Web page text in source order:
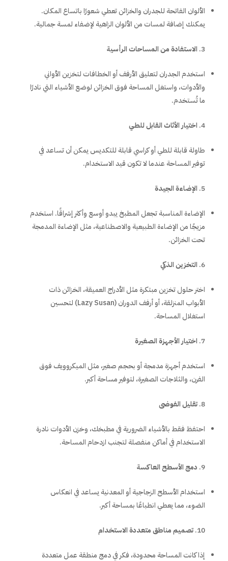
الألوان الفاتحة للجدران والخزائن تعطي شعورًا باتساع المكان.
يمكنك إضافة لمسات من الألوان الزاهية لإضفاء لمسة جمالية.
الاستفادة من المساحات الرأسية
استخدم الجدران لتعليق الأرفف أو الخطافات لتخزين الأواني
والأدوات، واستغل المساحة فوق الخزائن لوضع الأشياء التي نادرًا
ما تُستخدم.
اختيار الأثاث القابل للطي
طاولة قابلة للطي أو كراسي قابلة للتكديس يمكن أن تساعد في
توفير المساحة عندما لا تكون قيد الاستخدام.
الإضاءة الجيدة
الإضاءة المناسبة تجعل المطبخ يبدو أوسع وأكثر إشراقًا. استخدم
مزيجًا من الإضاءة الطبيعية والاصطناعية، مثل الإضاءة المدمجة
تحت الخزائن.
التخزين الذكي
اختر حلول تخزين مبتكرة مثل الأدراج العميقة، الخزائن ذات
الأبواب المنزلقة، أو أرفف الدوران (Lazy Susan) لتحسين
استغلال المساحة.
اختيار الأجهزة الصغيرة
استخدم أجهزة مدمجة أو بحجم صغير، مثل الميكروويف فوق
الفرن، والثلاجات الصغيرة، لتوفير مساحة أكبر.
تقليل الفوضى
احتفظ فقط بالأشياء الضرورية في مطبخك، وخزن الأدوات نادرة
الاستخدام في أماكن منفصلة لتجنب ازدحام المساحة.
دمج الأسطح العاكسة
استخدام الأسطح الزجاجية أو المعدنية يساعد في انعكاس
الضوء، مما يعطي انطباعًا بمساحة أكبر.
تصميم مناطق متعددة الاستخدام
إذا كانت المساحة محدودة، فكر في دمج منطقة عمل متعددة